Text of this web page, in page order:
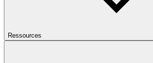
Ressources